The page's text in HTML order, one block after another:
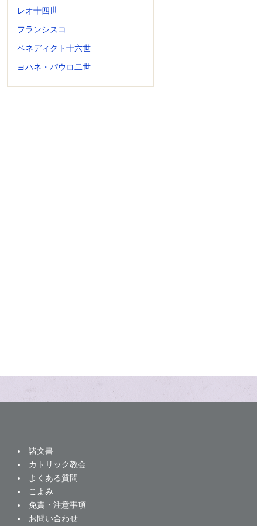
レオ十四世
フランシスコ
ベネディクト十六世
ヨハネ・パウロ二世
諸文書
カトリック教会
よくある質問
こよみ
免責・注意事項
お問い合わせ